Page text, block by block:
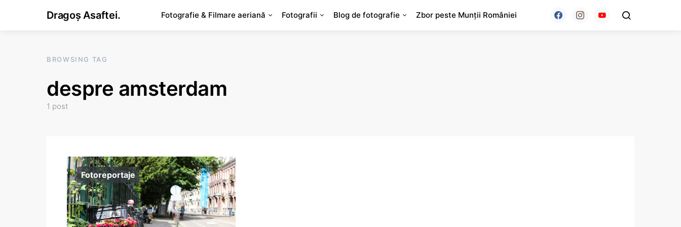
Dragoș Asaftei. Fotografie & Filmare aeriană Fotografii Blog de fotografie Zbor peste Munții României
BROWSING TAG
despre amsterdam
1 post
Fotoreportaje